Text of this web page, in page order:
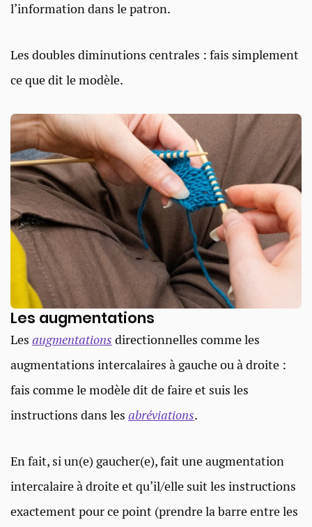
l’information dans le patron.
Les doubles diminutions centrales : fais simplement
ce que dit le modèle.
Les augmentations
Les augmentations directionnelles comme les
augmentations intercalaires à gauche ou à droite :
fais comme le modèle dit de faire et suis les
instructions dans les abréviations.
En fait, si un(e) gaucher(e), fait une augmentation
intercalaire à droite et qu’il/elle suit les instructions
exactement pour ce point (prendre la barre entre les